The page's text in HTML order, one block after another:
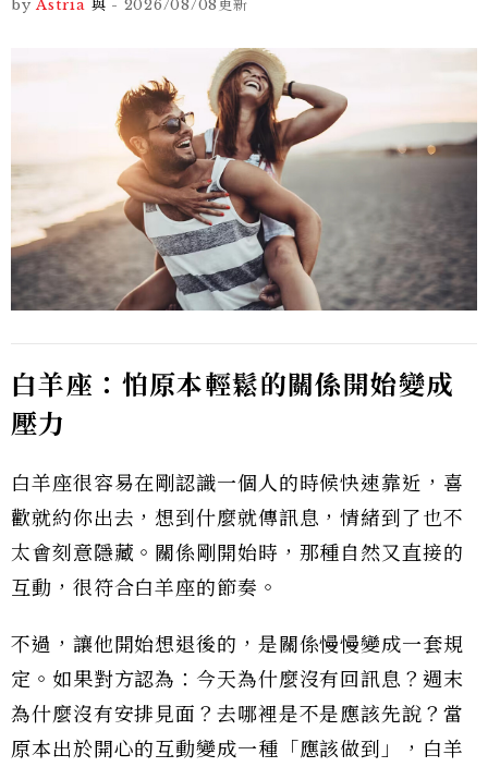
by Astria 與 - 2026/08/08更新
白羊座：怕原本輕鬆的關係開始變成
壓力
白羊座很容易在剛認識一個人的時候快速靠近，喜
歡就約你出去，想到什麼就傳訊息，情緒到了也不
太會刻意隱藏。關係剛開始時，那種自然又直接的
互動，很符合白羊座的節奏。
不過，讓他開始想退後的，是關係慢慢變成一套規
定。如果對方認為：今天為什麼沒有回訊息？週末
為什麼沒有安排見面？去哪裡是不是應該先說？當
原本出於開心的互動變成一種「應該做到」，白羊